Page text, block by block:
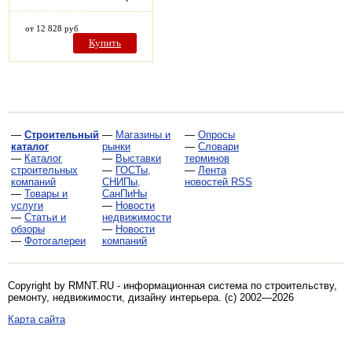
от 12 828 руб
Купить
— Строительный
каталог
— Каталог
строительных
компаний
— Товары и
услуги
— Статьи и
обзоры
— Фотогалереи
— Магазины и
рынки
— Выставки
— ГОСТы,
СНИПы,
СанПиНы
— Новости
недвижимости
— Новости
компаний
— Опросы
— Словари
терминов
— Лента
новостей RSS
Copyright by RMNT.RU - информационная система по строительству,
ремонту, недвижимости, дизайну интерьера. (c) 2002—2026
Карта сайта